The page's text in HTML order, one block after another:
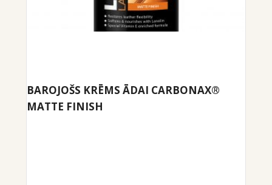
BAROJOŠS KRĒMS ĀDAI CARBONAX®
MATTE FINISH